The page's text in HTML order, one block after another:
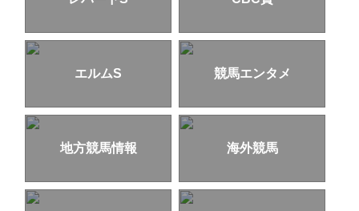
エルムS 競馬エンタメ
地方競馬情報 海外競馬